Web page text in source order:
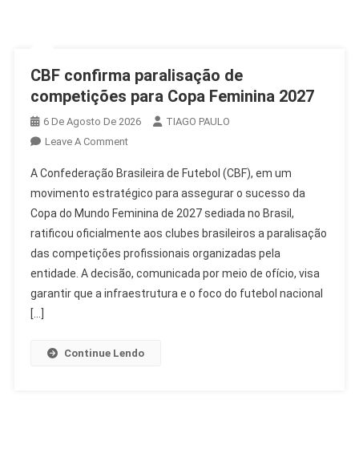
CBF confirma paralisação de
competições para Copa Feminina 2027
6 De Agosto De 2026
TIAGO PAULO
Leave A CommentOn
Confirma
Paralisação
De
Competições
Para
Copa
Feminina
A Confederação Brasileira de Futebol (CBF), em um
movimento estratégico para assegurar o sucesso da
Copa do Mundo Feminina de 2027 sediada no Brasil,
ratificou oficialmente aos clubes brasileiros a paralisação
das competições profissionais organizadas pela
entidade. A decisão, comunicada por meio de ofício, visa
garantir que a infraestrutura e o foco do futebol nacional
[…]
Continue Lendo